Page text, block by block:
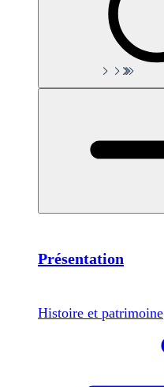
Présentation
Histoire et patrimoine